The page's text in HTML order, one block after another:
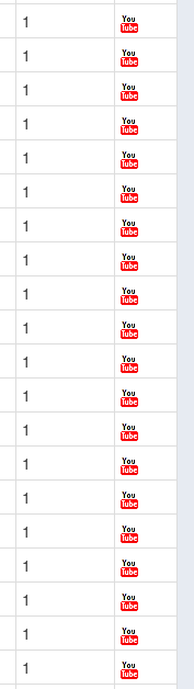
1
1
1
1
1
1
1
1
1
1
1
1
1
1
1
1
1
1
1
1